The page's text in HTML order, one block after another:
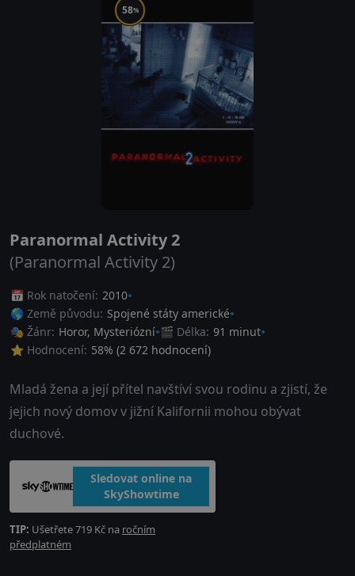
58%
Paranormal Activity 2
(Paranormal Activity 2)
📅 Rok natočení: 2010
🌎 Země původu: Spojené státy americké
🎭 Žánr: Horor, Mysteriózní 🎬 Délka: 91 minut
⭐ Hodnocení: 58% (2 672 hodnocení)
Mladá žena a její přítel navštíví svou rodinu a zjistí, že
jejich nový domov v jižní Kalifornii mohou obývat
duchové.
Sledovat online na
SkyShowtime
TIP: Ušetřete 719 Kč na ročním
předplatném